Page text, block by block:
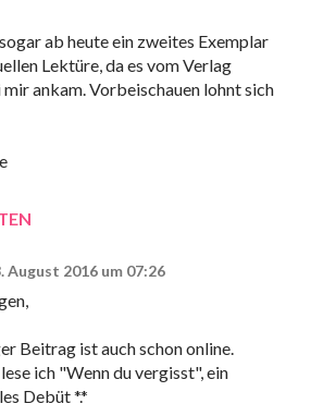
ab heute ein zweites Exemplar
Lektüre, da es vom Verlag
ankam. Vorbeischauen lohnt sich
August 2016 um 07:26
Beitrag ist auch schon online.
ich "Wenn du vergisst", ein
Debüt *.*